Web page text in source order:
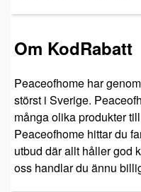
Om KodRabatt
Peaceofhome har
störst i Sverige.
många olika produkter
Peaceofhome hittar du
utbud där allt håller god
oss handlar du ännu